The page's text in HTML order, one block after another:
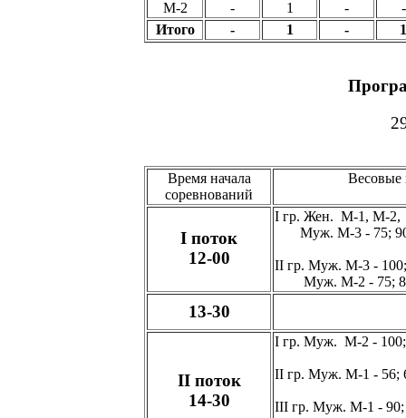
М-2
- 1 -
-
Итого
- 1 - 1
Время начала
соревнований
Весовые
I поток
12-00
I гр. Жен. М-1, М-2,
Муж. М-3 - 75; 90
II гр. Муж. М-3 - 100;
Муж. М-2 - 75;
13-30
II поток
14-30
I гр. Муж. М-2 - 100;
II гр. Муж. М-1 - 56;
III гр. Муж. М-1 - 90;